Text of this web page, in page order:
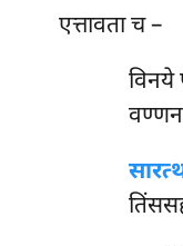
एत्तावताच –
विनये